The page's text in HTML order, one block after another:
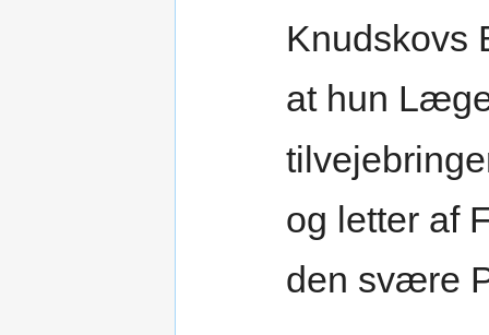
Knudskovs
at hun
og letter af
den svære